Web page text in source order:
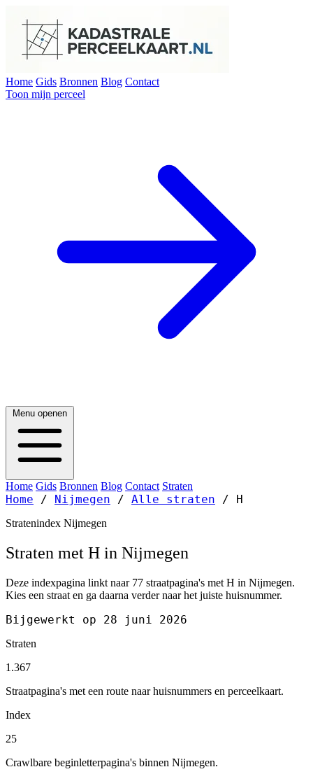
Home Gids Bronnen Blog Contact
Toon mijn perceel
Menu openen
Home Gids Bronnen Blog Contact Straten
Home / Nijmegen / Alle straten / H
Stratenindex Nijmegen
Straten met H in Nijmegen
Deze indexpagina linkt naar 77 straatpagina's met H in Nijmegen.
Kies een straat en ga daarna verder naar het juiste huisnummer.
Bijgewerkt op 28 juni 2026
Straten
1.367
Straatpagina's met een route naar huisnummers en perceelkaart.
Index
25
Crawlbare beginletterpagina's binnen Nijmegen.